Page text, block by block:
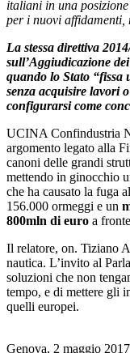
italiani in una
per i nuovi affidamenti,
La stessa direttiva
sull’Aggiudicazione
quando lo Stato “fissa
senza acquisire lavori
configurarsi come
UCINA Confindustria
argomento legato alla
canoni delle grandi
mettendo in ginocchio
che ha causato la fuga
156.000 ormeggi e un
800mln di euro a
Il relatore, on. Tiziano
nautica. L’invito al
soluzioni che non
tempo, e di mettere gli
quelli europei.
Genova, 2 maggio 2017